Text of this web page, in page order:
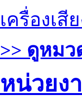
เครื่องเสี
>> ดูหม
หน่วยง